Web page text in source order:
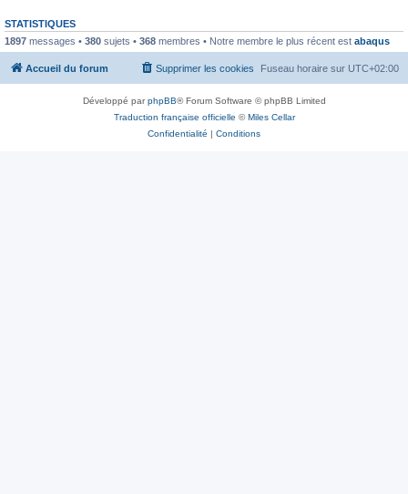
STATISTIQUES
1897 messages • 380 sujets • 368 membres • Notre membre le plus récent est abaqus
Accueil du forum Fuseau horaire sur UTC+02:00
Supprimer les cookies
Développé parphpBB® Forum Software © phpBB Limited
Traduction française officielle ©Miles Cellar
Confidentialité | Conditions